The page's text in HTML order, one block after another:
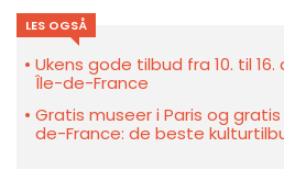
LES OGSÅ
Ukens gode tilbud fra 10. til
Île-de-France
Gratis museer i Paris og
de-France: de beste